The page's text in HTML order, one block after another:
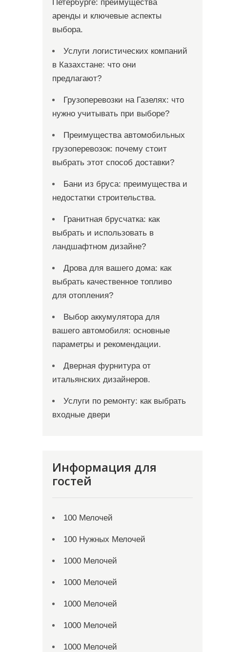
Петербурге: преимущества
аренды и ключевые аспекты
выбора.
Услуги логистических компаний
в Казахстане: что они
предлагают?
Грузоперевозки на Газелях: что
нужно учитывать при выборе?
Преимущества автомобильных
грузоперевозок: почему стоит
выбрать этот способ доставки?
Бани из бруса: преимущества и
недостатки строительства.
Гранитная брусчатка: как
выбрать и использовать в
ландшафтном дизайне?
Дрова для вашего дома: как
выбрать качественное топливо
для отопления?
Выбор аккумулятора для
вашего автомобиля: основные
параметры и рекомендации.
Дверная фурнитура от
итальянских дизайнеров.
Услуги по ремонту: как выбрать
входные двери
Информация для
гостей
100 Мелочей
100 Нужных Мелочей
1000 Мелочей
1000 Мелочей
1000 Мелочей
1000 Мелочей
1000 Мелочей